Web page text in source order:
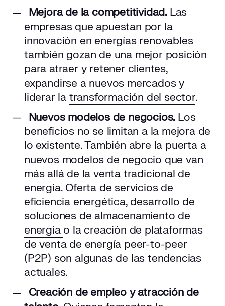
Mejora de la competitividad. Las
empresas que apuestan por la
innovación en energías renovables
también gozan de una mejor posición
para atraer y retener clientes,
expandirse a nuevos mercados y
liderar la transformación del sector.
Nuevos modelos de negocios. Los
beneficios no se limitan a la mejora de
lo existente. También abre la puerta a
nuevos modelos de negocio que van
más allá de la venta tradicional de
energía. Oferta de servicios de
eficiencia energética, desarrollo de
soluciones de almacenamiento de
energía o la creación de plataformas
de venta de energía peer-to-peer
(P2P) son algunas de las tendencias
actuales.
Creación de empleo y atracción de